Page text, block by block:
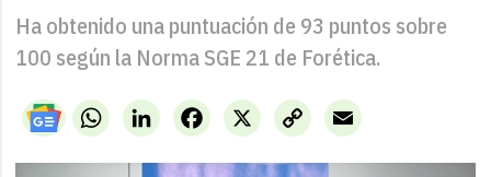
Ha obtenido una puntuación de 93 puntos sobre
100 según la Norma SGE 21 de Forética.
WhatsAppLinkedIn X
Facebook
Copy
Link
Email